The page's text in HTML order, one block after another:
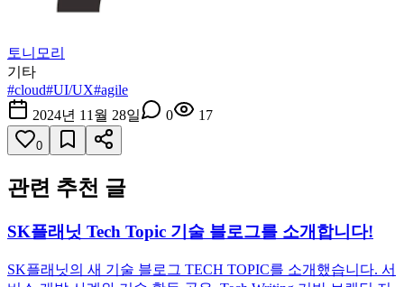
토니모리
기타
#cloud#UI/UX#agile
2024년 11월 28일
0 17
0
관련 추천 글
SK플래닛 Tech Topic 기술 블로그를 소개합니다!
SK플래닛의 새 기술 블로그 TECH TOPIC를 소개했습니다. 서